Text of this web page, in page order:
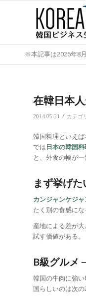
※本記事は2026年8
在韓日本
2014-05-31 / カテゴ
韓国料理といえ
では日本の韓国
と、外食の幅が一
まず挙げ
カンジャンケジャ
たく別の食感にな
産地による差が大
試す価値がある。
B級グルメ
韓国の牛肉に強い
国らしいのは次の